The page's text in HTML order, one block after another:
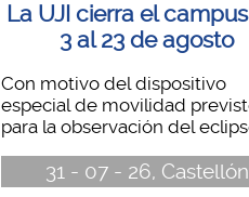
La UJI cierra el
3 al 23 de agosto
Con motivo del dispositivo
especial de movilidad
para la observación del
31 - 07 - 26, Castellón